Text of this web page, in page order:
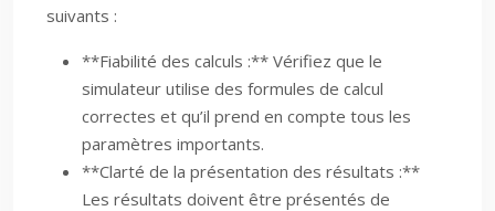
suivants :
**Fiabilité des calculs :** Vérifiez que le
simulateur utilise des formules de calcul
correctes et qu’il prend en compte tous les
paramètres importants.
**Clarté de la présentation des résultats :**
Les résultats doivent être présentés de